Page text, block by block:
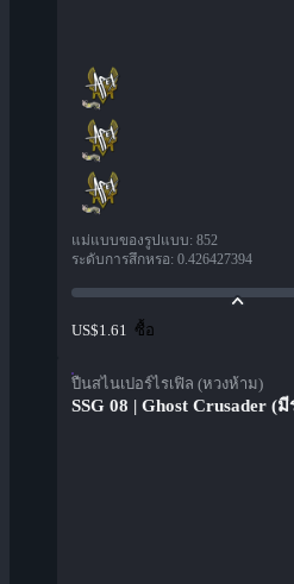
แม่แบบของรูปแบบ: 852
ระดับการสึกหรอ: 0.426427394
US$1.61 ซื้อ
ปืนสไนเปอร์ไรเฟิล (หวงห้าม)
SSG 08 | Ghost Crusader (